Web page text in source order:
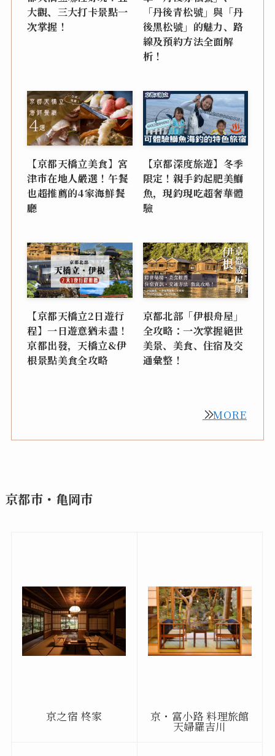
大觀、三大打卡景點一
次掌握！
「丹後青松號」與「丹
後黑松號」的魅力、路
線及預約方法全面解
析！
【京都天橋立美食】宮
津市在地人嚴選！午餐
也超推薦的4家海鮮餐
廳
【京都深度旅遊】冬季
限定！親手釣起肥美鰤
魚，現釣現吃超奢華體
驗
【京都天橋立2日遊行
程】一日遊意猶未盡！
京都出發，天橋立&伊
根景點美食全攻略
京都北部「伊根舟屋」
全攻略：一次掌握絕世
美景、美食、住宿及交
通彙整！
MORE
京都市・亀岡市
京之宿 柊家 京・富小路 料理旅館
天婦羅吉川